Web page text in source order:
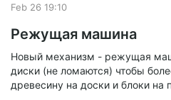
Изменено время выполнения
Дробитель:
Рецепты дробления
предметов в пыль (15 ->
Дробление оболочек (15 -
Дробление самородков
Feb 26 19:10
Режущая машина
Новый механизм - режущая
диски (не ломаются) чтобы
древесину на доски и блоки на